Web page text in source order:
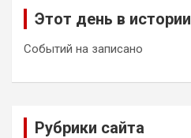
Этот день в истории
Событий на записано
Рубрики сайта